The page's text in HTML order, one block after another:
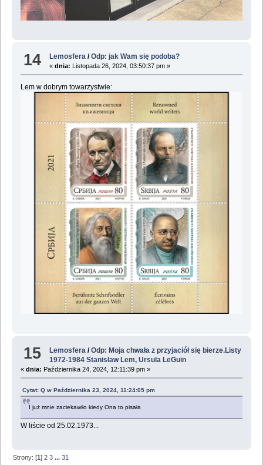
14 Lemosfera /Odp: jak Wam się podoba?
«dnia: Listopada 26, 2024, 03:50:37 pm »
Lem w dobrym towarzystwie:
15 Lemosfera /Odp: Moja chwała z przyjaciół się bierze.Listy
1972-1984 Stanisław Lem, Ursula LeGuin
« dnia: Października 24, 2024, 12:11:39 pm »
Cytat: Q w Października 23, 2024, 11:24:05 pm
I już mnie zaciekawiło kiedy Ona to pisała
W liście od 25.02.1973...
Strony: [1]2 3 ...31